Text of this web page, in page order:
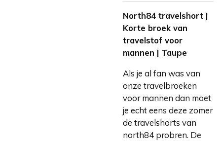
North84 travelshort |
Korte broek van
travelstof voor
mannen | Taupe
Als je al fan was van
onze travelbroeken
voor mannen dan moet
je echt eens deze zomer
de travelshorts van
north84 probren. De